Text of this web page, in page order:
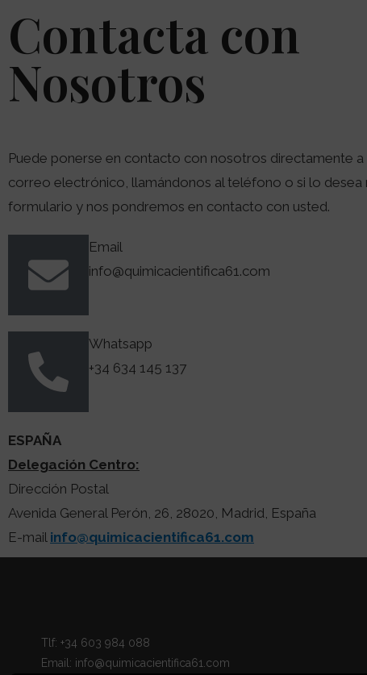
Contacta con
Nosotros
Puede ponerse en contacto con nosotros directamente
correo electrónico, llamándonos al teléfono o si lo desea
formulario y nos pondremos en contacto con usted.
Email
info@quimicacientifica61.com
Whatsapp
+34 634 145 137
ESPAÑA
Delegación Centro:
Dirección Postal
Avenida General Perón, 26, 28020, Madrid, España
E-mail info@quimicacientifica61.com
Tlf: +34 603 984 088
Email: info@quimicacientifica61.com